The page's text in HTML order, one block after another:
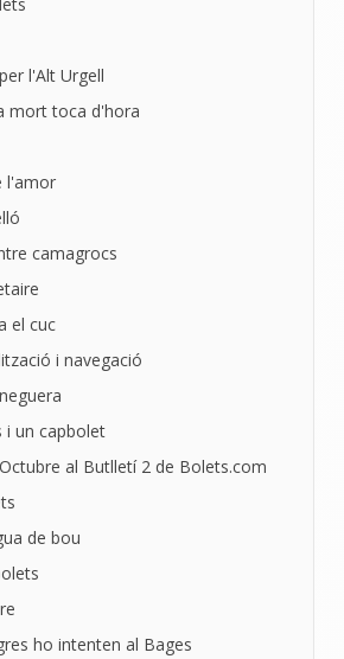
l'Alt Urgell
mort toca d'hora
l'amor
camagrocs
el cuc
i navegació
i un capbolet
al Butlletí 2 de Bolets.com
de bou
ho intenten al Bages